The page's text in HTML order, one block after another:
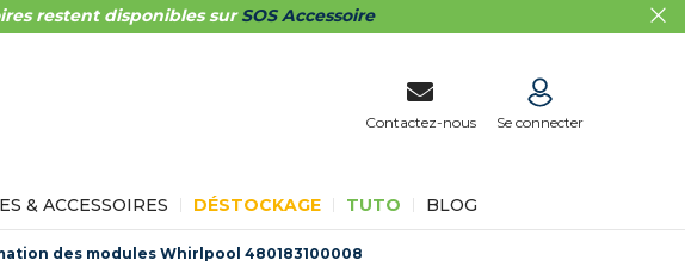
restent disponibles surSOS Accessoire
Contactez-nous Se connecter
& ACCESSOIRES DÉSTOCKAGE TUTO BLOG
des modules Whirlpool 480183100008